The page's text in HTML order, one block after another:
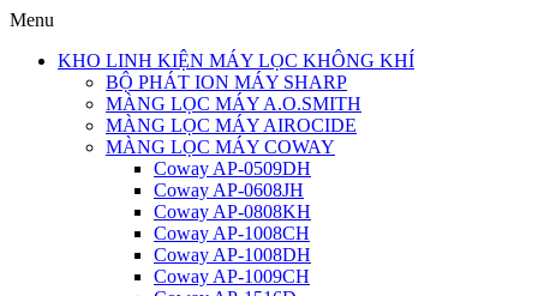
Menu
KHO LINH KIỆN MÁY LỌC KHÔNG KHÍ
BỘ PHÁT ION MÁY SHARP
MÀNG LỌC MÁY A.O.SMITH
MÀNG LỌC MÁY AIROCIDE
MÀNG LỌC MÁY COWAY
Coway AP-0509DH
Coway AP-0608JH
Coway AP-0808KH
Coway AP-1008CH
Coway AP-1008DH
Coway AP-1009CH